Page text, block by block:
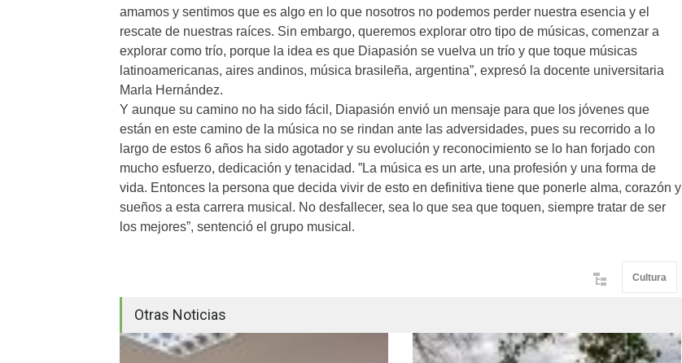
amamos y sentimos que es algo en lo que nosotros no podemos perder nuestra esencia y el
rescate de nuestras raíces. Sin embargo, queremos explorar otro tipo de músicas, comenzar a
explorar como trío, porque la idea es que Diapasión se vuelva un trío y que toque músicas
latinoamericanas, aires andinos, música brasileña, argentina”, expresó la docente universitaria
Marla Hernández.
Y aunque su camino no ha sido fácil, Diapasión envió un mensaje para que los jóvenes que
están en este camino de la música no se rindan ante las adversidades, pues su recorrido a lo
largo de estos 6 años ha sido agotador y su evolución y reconocimiento se lo han forjado con
mucho esfuerzo, dedicación y tenacidad. ”La música es un arte, una profesión y una forma de
vida. Entonces la persona que decida vivir de esto en definitiva tiene que ponerle alma, corazón y
sueños a esta carrera musical. No desfallecer, sea lo que sea que toquen, siempre tratar de ser
los mejores”, sentenció el grupo musical.
Cultura
Otras Noticias